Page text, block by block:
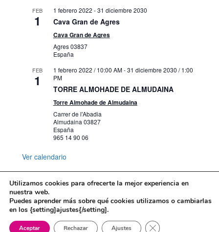
FEB
1
1 febrero 2022 -31 diciembre 2030
Cava Gran de Agres
Cava Gran de Agres
Agres03837
España
FEB
1
1 febrero 2022 / 10:00 AM-31 diciembre 2030 / 1:00
PM
TORRE ALMOHADE DE ALMUDAINA
Torre Almohade de Almudaina
Carrer de l'Abadia
Almudaina 03827
España
965 14 90 06
Ver calendario
Mapa web
Política de Privacidad
Politica de cookies
Utilizamos cookies para ofrecerte la mejor experiencia en
nuestra web.
Puedes aprender más sobre qué cookies utilizamos o cambiarlas
en los {setting]ajustes{/setting].
Aceptar Rechazar Ajustes Cerrar el banner de